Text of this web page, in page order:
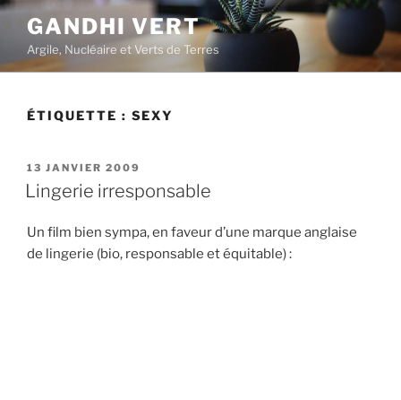
Aller
contenu
principal
GANDHI VERT
Argile, Nucléaire et Verts de Terres
ÉTIQUETTE : SEXY
PUBLIÉ
LE
13 JANVIER 2009
Lingerie irresponsable
Un film bien sympa, en faveur d’une marque anglaise
de lingerie (bio, responsable et équitable) :